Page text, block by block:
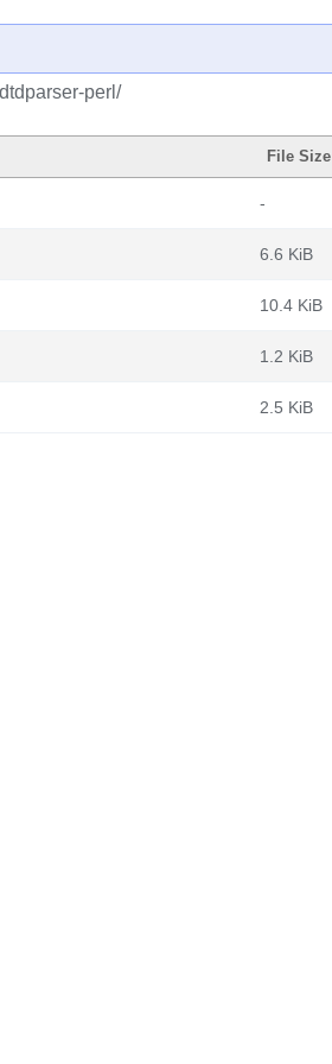
perl/
File Size
-
6.6 KiB
10.4 KiB
1.2 KiB
2.5 KiB